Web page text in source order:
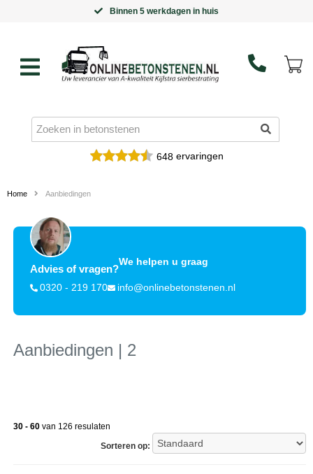
Binnen 5 werkdagen in huis
648ervaringen
Home Aanbiedingen
Advies of vragen?
We helpen u graag
0320 - 219 170 info@onlinebetonstenen.nl
Aanbiedingen | 2
30 - 60van 126 resulaten
Sorteren op: